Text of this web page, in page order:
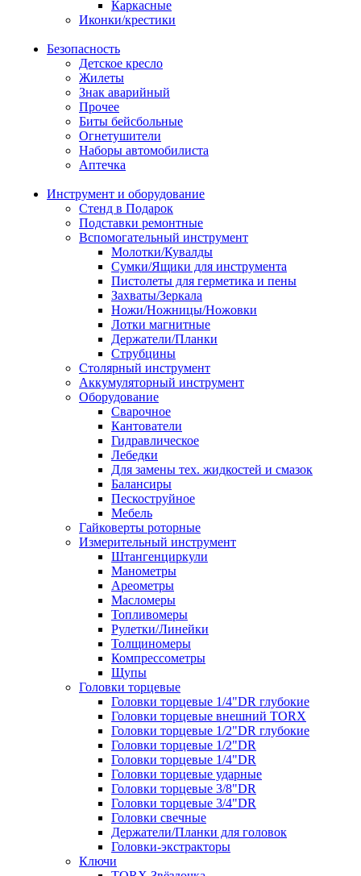
Каркасные
Иконки/крестики
Безопасность
Детское кресло
Жилеты
Знак аварийный
Прочее
Биты бейсбольные
Огнетушители
Наборы автомобилиста
Аптечка
Инструмент и оборудование
Стенд в Подарок
Подставки ремонтные
Вспомогательный инструмент
Молотки/Кувалды
Сумки/Ящики для инструмента
Пистолеты для герметика и пены
Захваты/Зеркала
Ножи/Ножницы/Ножовки
Лотки магнитные
Держатели/Планки
Струбцины
Столярный инструмент
Аккумуляторный инструмент
Оборудование
Сварочное
Кантователи
Гидравлическое
Лебедки
Для замены тех. жидкостей и смазок
Балансиры
Пескоструйное
Мебель
Гайковерты роторные
Измерительный инструмент
Штангенциркули
Манометры
Ареометры
Масломеры
Топливомеры
Рулетки/Линейки
Толщиномеры
Компрессометры
Щупы
Головки торцевые
Головки торцевые 1/4"DR глубокие
Головки торцевые внешний TORX
Головки торцевые 1/2"DR глубокие
Головки торцевые 1/2"DR
Головки торцевые 1/4"DR
Головки торцевые ударные
Головки торцевые 3/8"DR
Головки торцевые 3/4"DR
Головки свечные
Держатели/Планки для головок
Головки-экстракторы
Ключи